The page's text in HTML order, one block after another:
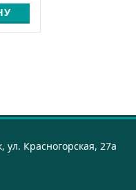
, ул. Красногорская, 27а